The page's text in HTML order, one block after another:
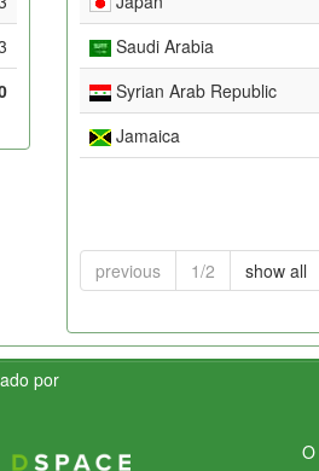
Saudi Arabia
Syrian Arab Republic
Jamaica
previous 1/2 show all
por